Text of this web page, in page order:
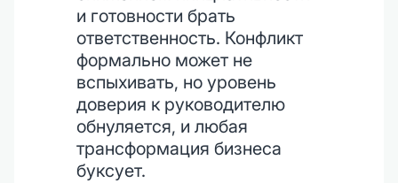
и готовности брать
ответственность. Конфликт
формально может не
вспыхивать, но уровень
доверия к руководителю
обнуляется, и любая
трансформация бизнеса
буксует.